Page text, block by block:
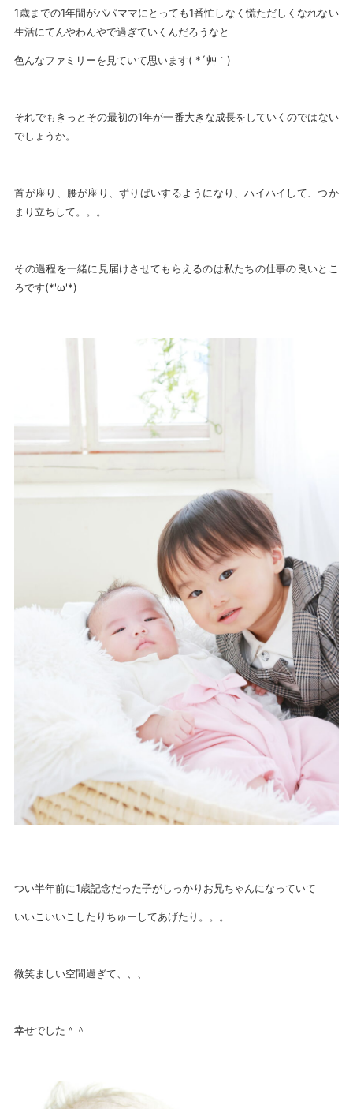
1歳までの1年間がパパママにとっても1番忙しなく慌ただしくなれない
生活にてんやわんやで過ぎていくんだろうなと
色んなファミリーを見ていて思います( *´艸｀)
それでもきっとその最初の1年が一番大きな成長をしていくのではない
でしょうか。
首が座り、腰が座り、ずりばいするようになり、ハイハイして、つか
まり立ちして。。。
その過程を一緒に見届けさせてもらえるのは私たちの仕事の良いとこ
ろです(*'ω'*)
つい半年前に1歳記念だった子がしっかりお兄ちゃんになっていて
いいこいいこしたりちゅーしてあげたり。。。
微笑ましい空間過ぎて、、、
幸せでした＾＾